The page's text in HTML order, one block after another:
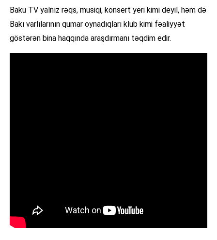
Baku TV yalnız rəqs, musiqi, konsert yeri kimi deyil, həm də
Bakı varlılarının qumar oynadıqları klub kimi fəaliyyət
göstərən bina haqqında araşdırmanı təqdim edir.